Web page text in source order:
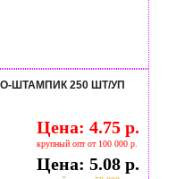
ШТАМПИК 250 ШТ/УП
Цена: 4.75 р.
крупный опт от 100 000 р.
Цена: 5.08 р.